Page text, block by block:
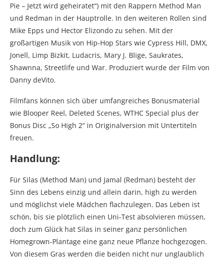
Pie – Jetzt wird geheiratet“) mit den Rappern Method Man
und Redman in der Hauptrolle. In den weiteren Rollen sind
Mike Epps und Hector Elizondo zu sehen. Mit der
großartigen Musik von Hip-Hop Stars wie Cypress Hill, DMX,
Jonell, Limp Bizkit, Ludacris, Mary J. Blige, Saukrates,
Shawnna, Streetlife und War. Produziert wurde der Film von
Danny deVito.
Filmfans können sich über umfangreiches Bonusmaterial
wie Blooper Reel, Deleted Scenes, WTHC Special plus der
Bonus Disc „So High 2“ in Originalversion mit Untertiteln
freuen.
Handlung:
Für Silas (Method Man) und Jamal (Redman) besteht der
Sinn des Lebens einzig und allein darin, high zu werden
und möglichst viele Mädchen flachzulegen. Das Leben ist
schön, bis sie plötzlich einen Uni-Test absolvieren müssen,
doch zum Glück hat Silas in seiner ganz persönlichen
Homegrown-Plantage eine ganz neue Pflanze hochgezogen.
Von diesem Gras werden die beiden nicht nur unglaublich